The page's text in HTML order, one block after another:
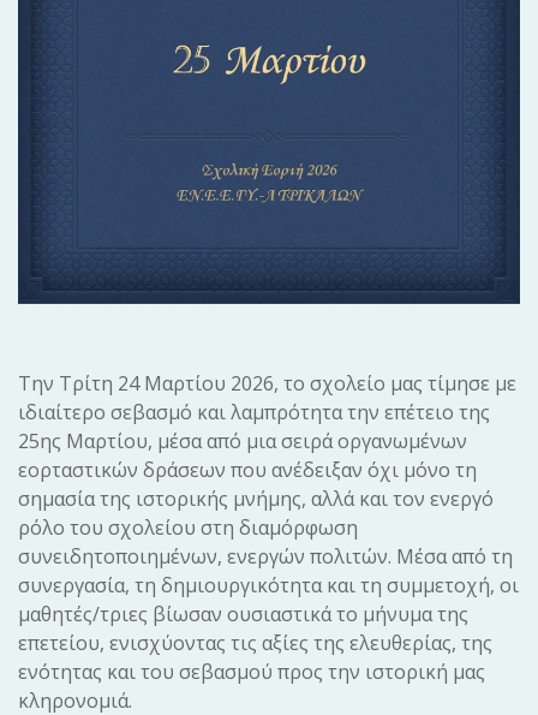
Την Τρίτη 24 Μαρτίου 2026, το σχολείο μας τίμησε με
ιδιαίτερο σεβασμό και λαμπρότητα την επέτειο της
25ης Μαρτίου, μέσα από μια σειρά οργανωμένων
εορταστικών δράσεων που ανέδειξαν όχι μόνο τη
σημασία της ιστορικής μνήμης, αλλά και τον ενεργό
ρόλο του σχολείου στη διαμόρφωση
συνειδητοποιημένων, ενεργών πολιτών. Μέσα από τη
συνεργασία, τη δημιουργικότητα και τη συμμετοχή, οι
μαθητές/τριες βίωσαν ουσιαστικά το μήνυμα της
επετείου, ενισχύοντας τις αξίες της ελευθερίας, της
ενότητας και του σεβασμού προς την ιστορική μας
κληρονομιά.